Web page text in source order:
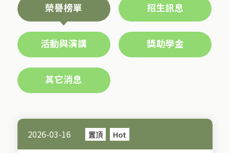
榮譽榜單 招生訊息
活動與演講 獎助學金
其它消息
2026-03-16 置頂 Hot